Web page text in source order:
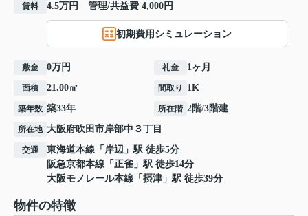
賃料 4.5万円 管理/共益費 4,000円
初期費用シミュレーション
敷金 0万円 礼金 1ヶ月
面積 21.00㎡ 間取り 1K
築年数 築33年 所在階 2階/3階建
所在地 大阪府吹田市岸部中 ３丁目
交通 東海道本線 「 岸辺 」駅 徒歩5分
阪急京都本線 「 正雀 」駅 徒歩14分
大阪モノレール本線 「 摂津 」駅 徒歩39分
物件の特徴